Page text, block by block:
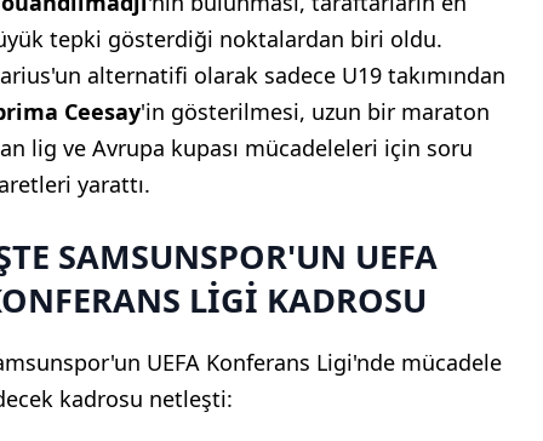
tepki gösterdiği noktalardan biri oldu.
alternatifi olarak sadece U19 takımından
Ceesay'in gösterilmesi, uzun bir maraton
lig ve Avrupa kupası mücadeleleri için soru
yarattı.
SAMSUNSPOR'UN UEFA
LİGİ KADROSU
UEFA Konferans Ligi'nde mücadele
kadrosu netleşti: